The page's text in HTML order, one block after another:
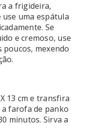
a frigideira,
use uma espátula
Se
e cremoso, use
poucos, mexendo
13 cm e transfira
farofa de panko
minutos. Sirva a